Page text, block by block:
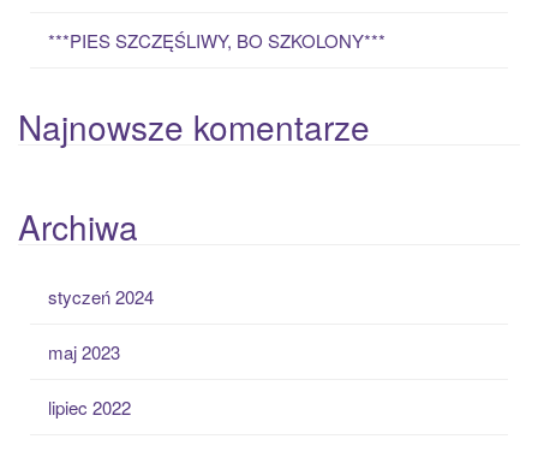
***PIES SZCZĘŚLIWY, BO SZKOLONY***
Najnowsze komentarze
Archiwa
styczeń 2024
maj 2023
lipiec 2022